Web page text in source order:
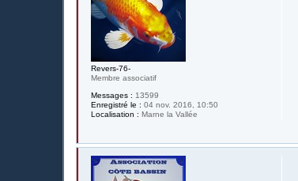
Revers-76-
Membre associatif
Messages : 13599
Enregistré le : 04 nov. 2016, 10:50
Localisation : Marne la Vallée